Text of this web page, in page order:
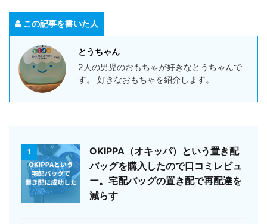
この記事を書いた人
とうちゃん
2人の男児のおもちゃが好きなとうちゃんで
す。 好きなおもちゃを紹介します。
1
OKIPPA（オキッパ）という置き配
バッグを購入したので口コミレビュ
ー。宅配バッグの置き配で再配達を
減らす